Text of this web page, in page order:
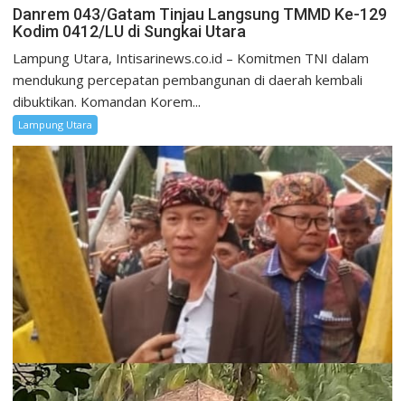
Danrem 043/Gatam Tinjau Langsung TMMD Ke-129
Kodim 0412/LU di Sungkai Utara
Lampung Utara, Intisarinews.co.id – Komitmen TNI dalam
mendukung percepatan pembangunan di daerah kembali
dibuktikan. Komandan Korem...
Lampung Utara